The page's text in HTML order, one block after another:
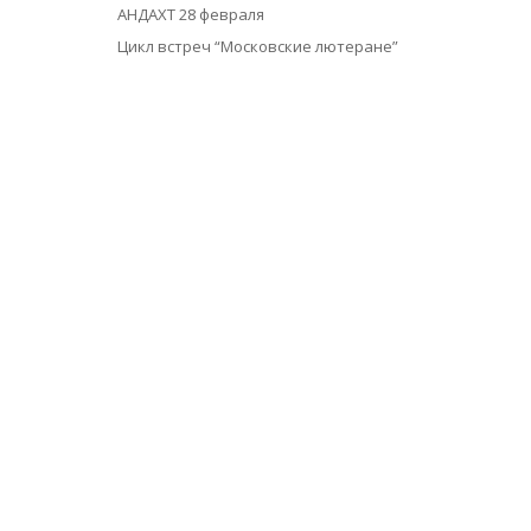
АНДАХТ 28 февраля
Цикл встреч “Московские лютеране”